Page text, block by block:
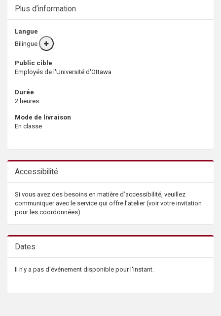
Plus d’information
Langue
Bilingue
More
info
Public cible
Employés de l'Université d'Ottawa
Durée
2 heures
Mode de livraison
En classe
Accessibilité
Si vous avez des besoins en matière d’accessibilité, veuillez
communiquer avec le service qui offre l’atelier (voir votre invitation
pour les coordonnées).
Dates
Il n'y a pas d'événement disponible pour l'instant.